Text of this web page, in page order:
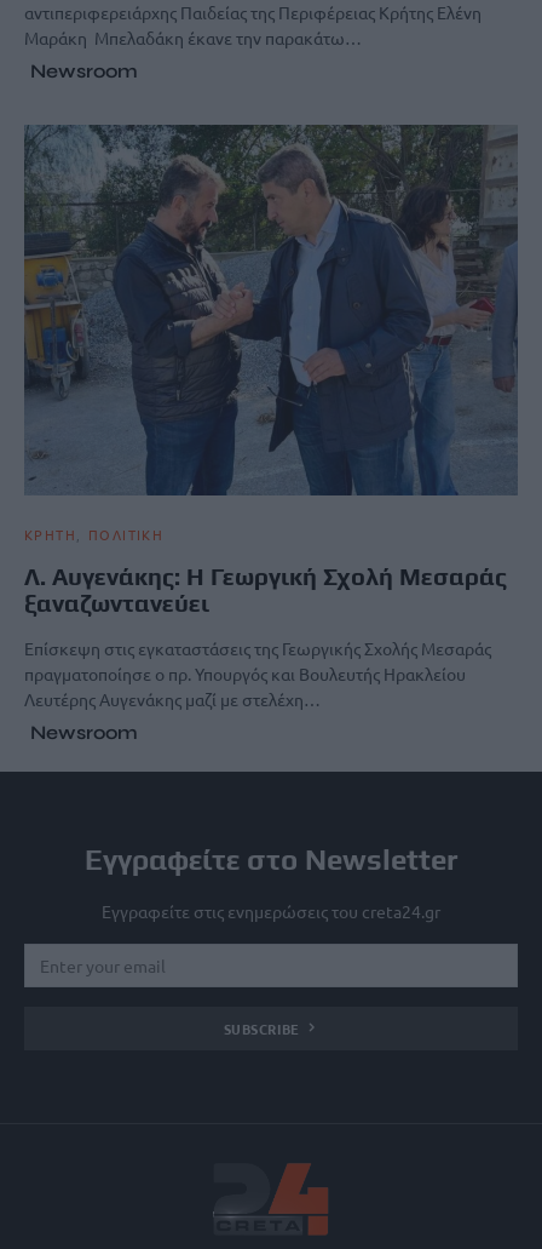
αντιπεριφερειάρχης Παιδείας της Περιφέρειας Κρήτης Ελένη
Μαράκη Μπελαδάκη έκανε την παρακάτω…
Newsroom
ΚΡΗΤΗ ΠΟΛΙΤΙΚΗ
Λ. Αυγενάκης: Η Γεωργική Σχολή Μεσαράς
ξαναζωντανεύει
Επίσκεψη στις εγκαταστάσεις της Γεωργικής Σχολής Μεσαράς
πραγματοποίησε ο πρ. Υπουργός και Βουλευτής Ηρακλείου
Λευτέρης Αυγενάκης μαζί με στελέχη…
Newsroom
Εγγραφείτε στο Newsletter
Εγγραφείτε στις ενημερώσεις του creta24.gr
SUBSCRIBE